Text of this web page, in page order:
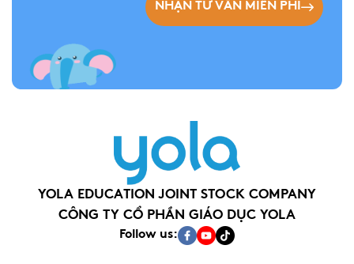
NHẬN TƯ VẤN MIỄN PHÍ
YOLA EDUCATION JOINT STOCK COMPANY
CÔNG TY CỔ PHẦN GIÁO DỤC YOLA
Follow us: